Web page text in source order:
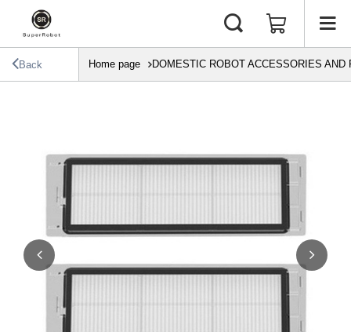
Back Home page DOMESTIC ROBOT ACCESSORIES AND